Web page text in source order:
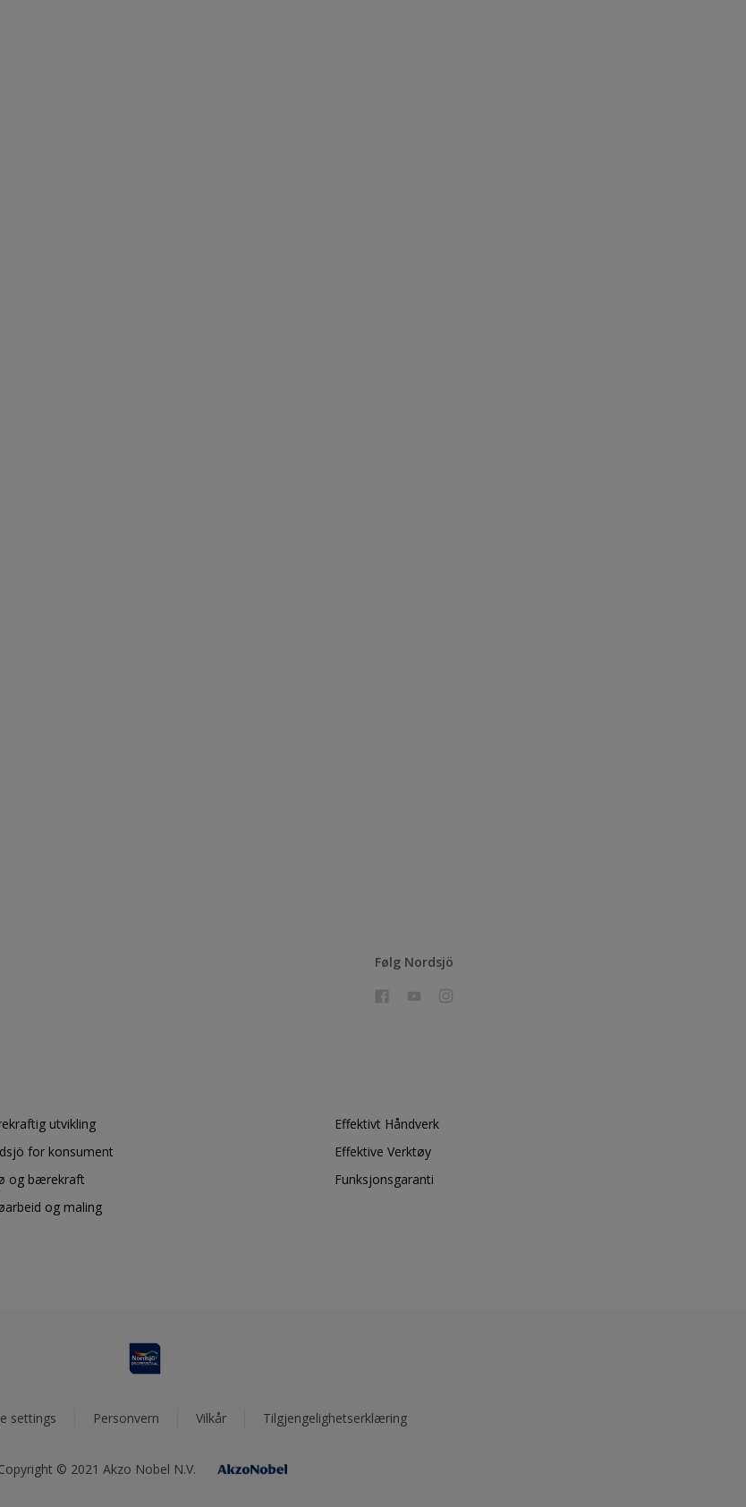
Følg Nordsjö
utvikling
for konsument
og bærekraft
og maling
Effektivt Håndverk
Effektive Verktøy
Funksjonsgaranti
settings Personvern Vilkår Tilgjengelighetserklæring
© 2021 Akzo Nobel N.V.